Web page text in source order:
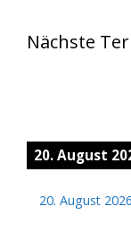
Nächste
20. August
20. August 2026